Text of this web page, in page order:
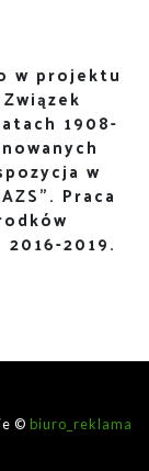
w projektu
1908-
w
Praca
2019.
© biuro_reklama